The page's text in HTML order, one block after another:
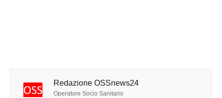
Redazione OSSnews24
Operatore Socio Sanitario